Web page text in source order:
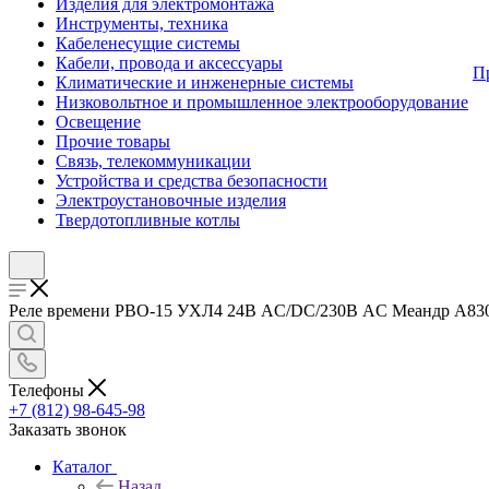
Изделия для электромонтажа
Инструменты, техника
Кабеленесущие системы
Кабели, провода и аксессуары
Климатические и инженерные системы
Низковольтное и промышленное электрооборудование
Освещение
Прочие товары
Связь, телекоммуникации
Устройства и средства безопасности
Электроустановочные изделия
Твердотопливные котлы
Реле времени РВО-15 УХЛ4 24В AC/DC/230В AC Меандр
Телефоны
+7 (812) 98-645-98
Заказать звонок
Каталог